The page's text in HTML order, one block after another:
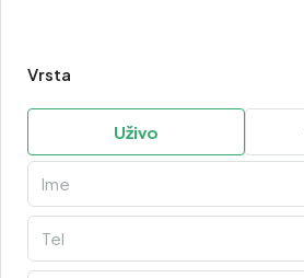
Vrsta
Uživo